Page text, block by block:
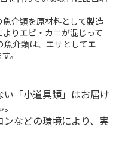
介類を原材料として製造
りエビ・カニが混じって
魚介類は、エサとしてエ
。
「小道具類」はお届け
などの環境により、実